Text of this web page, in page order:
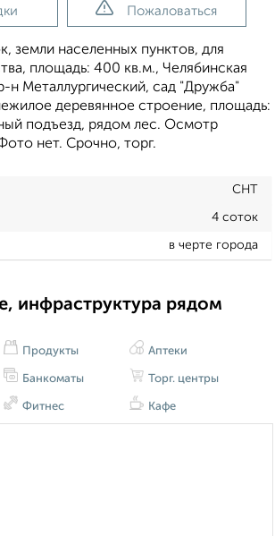
Пожаловаться
земли населенных пунктов, для
площадь: 400 кв.м., Челябинская
н Металлургический, сад "Дружба"
деревянное строение, площадь:
подъезд, рядом лес. Осмотр
нет. Срочно, торг.
СНТ
4 соток
в черте города
инфраструктура рядом
Продукты
Банкоматы
Фитнес
Аптеки
Торг. центры
Кафе